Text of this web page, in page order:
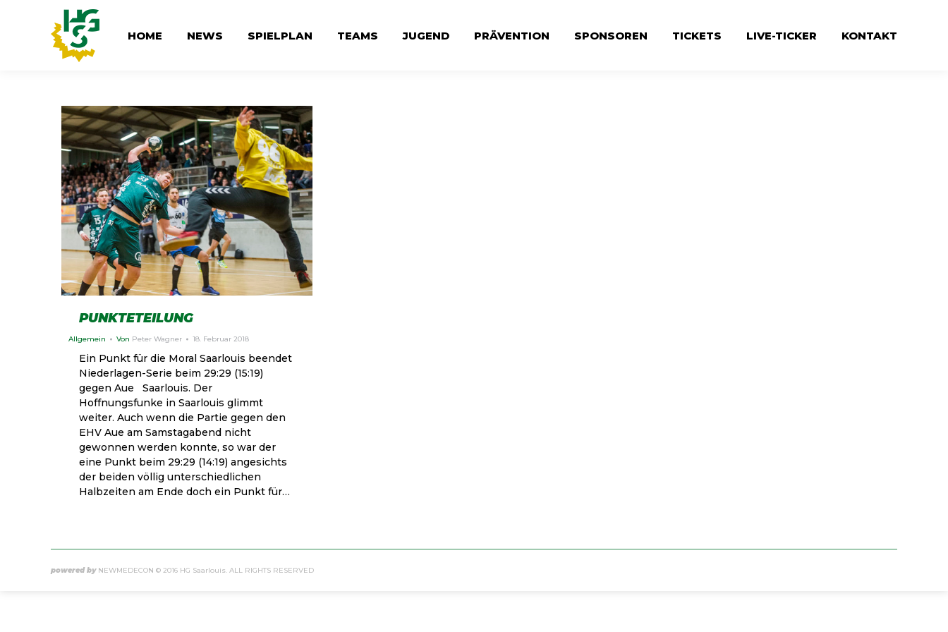
HOME NEWS SPIELPLAN TEAMS JUGEND PRÄVENTION SPONSOREN TICKETS LIVE-TICKER KONTAKT
PUNKTETEILUNG
Allgemein Von Peter Wagner 18. Februar 2018
Ein Punkt für die Moral Saarlouis beendet
Niederlagen-Serie beim 29:29 (15:19)
gegen Aue Saarlouis. Der
Hoffnungsfunke in Saarlouis glimmt
weiter. Auch wenn die Partie gegen den
EHV Aue am Samstagabend nicht
gewonnen werden konnte, so war der
eine Punkt beim 29:29 (14:19) angesichts
der beiden völlig unterschiedlichen
Halbzeiten am Ende doch ein Punkt für…
powered by NEWMEDECON © 2016 HG Saarlouis. ALL RIGHTS RESERVED